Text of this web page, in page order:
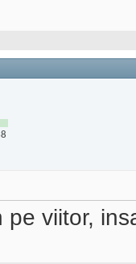
pe viitor,